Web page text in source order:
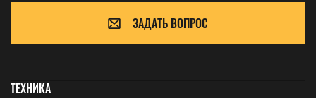
ЗАДАТЬ ВОПРОС
ТЕХНИКА